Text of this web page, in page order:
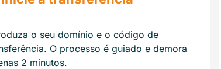
o seu domínio e o código de
O processo é guiado e demora
2 minutos.